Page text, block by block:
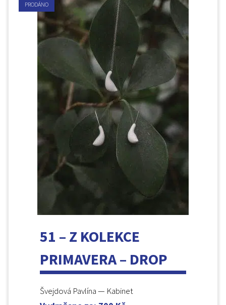
PRODÁNO
51 – Z KOLEKCE
PRIMAVERA – DROP
Švejdová Pavlína — Kabinet